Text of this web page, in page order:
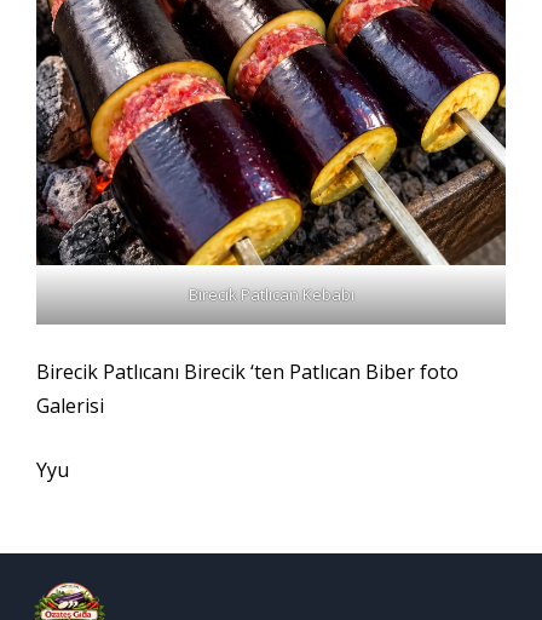
Birecik Patlıcan Kebabı
Birecik Patlıcanı Birecik ‘ten Patlıcan Biber foto
Galerisi
Yyu